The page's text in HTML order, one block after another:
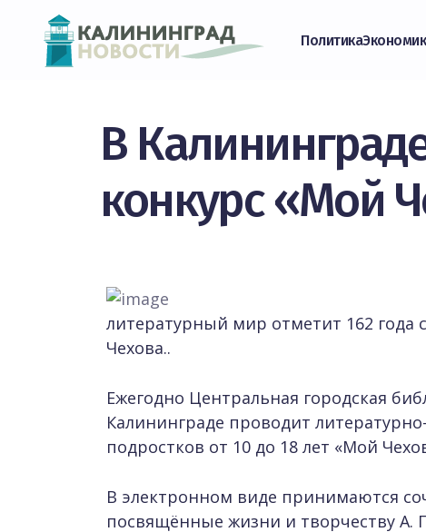
Политика
В
конкурс «Мой
литературный мир отметит 162 года
Чехова..
Ежегодно Центральная городская
Калининграде проводит
подростков от 10 до 18 лет «Мой
В электронном виде принимаются
посвящённые жизни и творчеству А.